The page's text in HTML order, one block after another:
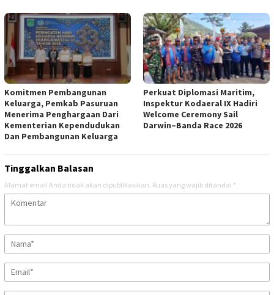
Komitmen Pembangunan
Keluarga, Pemkab Pasuruan
Menerima Penghargaan Dari
Kementerian Kependudukan
Dan Pembangunan Keluarga
Perkuat Diplomasi Maritim,
Inspektur Kodaeral IX Hadiri
Welcome Ceremony Sail
Darwin–Banda Race 2026
Tinggalkan Balasan
Alamat email Anda tidak akan dipublikasikan. Ruas yang wajib ditandai *